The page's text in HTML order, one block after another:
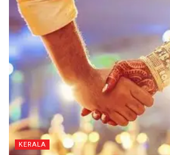
KERALA